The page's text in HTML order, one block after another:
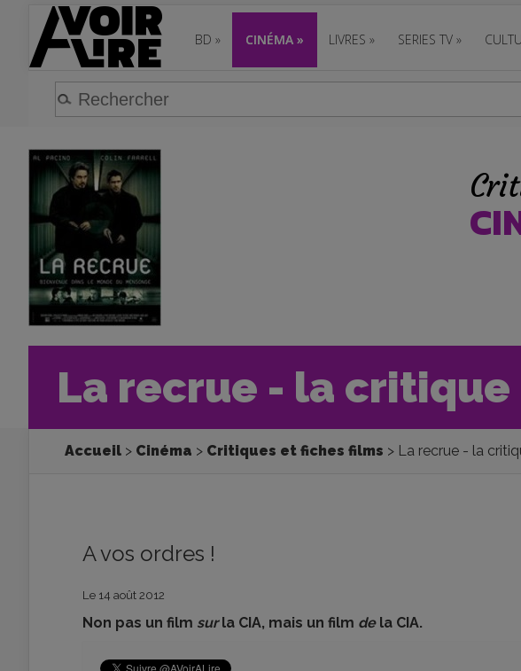
BD » CINÉMA » LIVRES » SERIES TV »
La recrue - la critique
Accueil Cinéma Critiques et fiches films La recrue - la
A vos ordres !
Le 14 août 2012
Non pas un film surla CIA, mais un film dela CIA.